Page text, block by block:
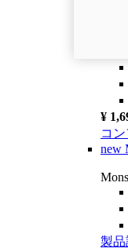
¥
コ
new
製品